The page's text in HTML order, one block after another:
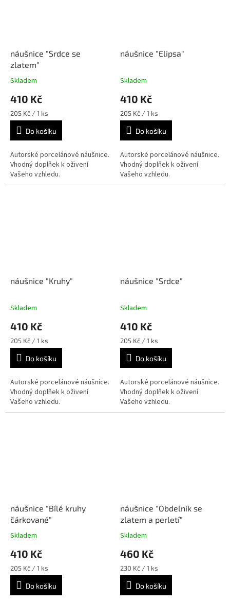
náušnice "Srdce se
zlatem"
Skladem
410 Kč
Měrná
cena:
205 Kč / 1 ks
Do košíku
Autorské porcelánové náušnice.
Vhodný doplňek k oživení
Vašeho vzhledu.
náušnice "Elipsa"
Skladem
410 Kč
Měrná
cena:
205 Kč / 1 ks
Do košíku
Autorské porcelánové náušnice.
Vhodný doplňek k oživení
Vašeho vzhledu.
náušnice "Kruhy"
Skladem
410 Kč
Měrná
cena:
205 Kč / 1 ks
Do košíku
Autorské porcelánové náušnice.
Vhodný doplňek k oživení
Vašeho vzhledu.
náušnice "Srdce"
Skladem
410 Kč
Měrná
cena:
205 Kč / 1 ks
Do košíku
Autorské porcelánové náušnice.
Vhodný doplňek k oživení
Vašeho vzhledu.
náušnice "Bílé kruhy
čárkované"
Skladem
410 Kč
Měrná
cena:
205 Kč / 1 ks
Do košíku
náušnice "Obdelník se
zlatem a perletí"
Skladem
460 Kč
Měrná
cena:
230 Kč / 1 ks
Do košíku